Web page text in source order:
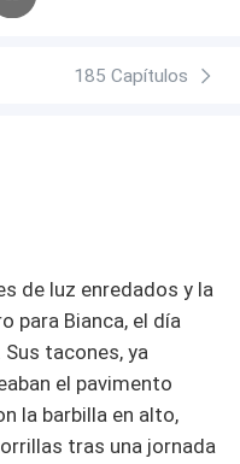
185 Capítulos
de luz enredados y la
para Bianca, el día
tacones, ya
el pavimento
la barbilla en alto,
tras una jornada